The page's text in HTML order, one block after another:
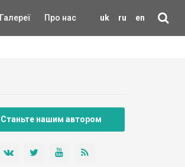
uk ru en
Галереї Про нас
Станьте нашим автором